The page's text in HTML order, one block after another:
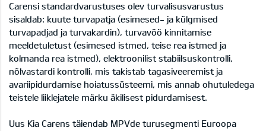
Carensi standardvarustuses olev turvalisusvarustus
sisaldab: kuute turvapatja (esimesed- ja külgmised
turvapadjad ja turvakardin), turvavöö kinnitamise
meeldetuletust (esimesed istmed, teise rea istmed ja
kolmanda rea istmed), elektroonilist stabiilsuskontrolli,
nõlvastardi kontrolli, mis takistab tagasiveeremist ja
avariipidurdamise hoiatussüsteemi, mis annab ohutuledega
teistele liiklejatele märku äkilisest pidurdamisest.
Uus Kia Carens täiendab MPVde turusegmenti Euroopa